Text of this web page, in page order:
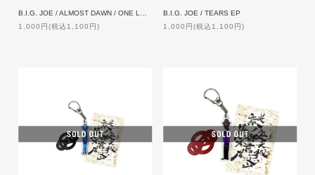
1,000円(税込1,100円)
B.I.G. JOE / TEARS EP
1,000円(税込1,100円)